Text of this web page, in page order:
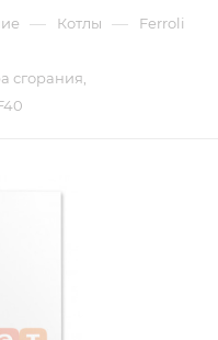
— Котлы — Ferroli
сгорания,